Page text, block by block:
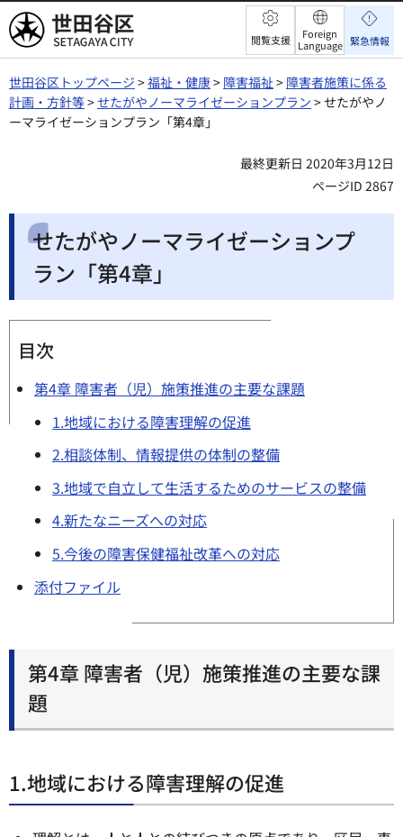
世田谷区 閲覧支援
Foreign
Language 緊急情報
世田谷区トップページ >福祉・健康> 障害福祉 > 障害者施策に係る
計画・方針等>せたがやノーマライゼーションプラン > せたがやノ
ーマライゼーションプラン「第4章」
最終更新日 2020年3月12日
ページID 2867
せたがやノーマライゼーションプ
ラン「第4章」
目次
第4章 障害者（児）施策推進の主要な課題
1.地域における障害理解の促進
2.相談体制、情報提供の体制の整備
3.地域で自立して生活するためのサービスの整備
4.新たなニーズへの対応
5.今後の障害保健福祉改革への対応
添付ファイル
第4章 障害者（児）施策推進の主要な課
題
1.地域における障害理解の促進